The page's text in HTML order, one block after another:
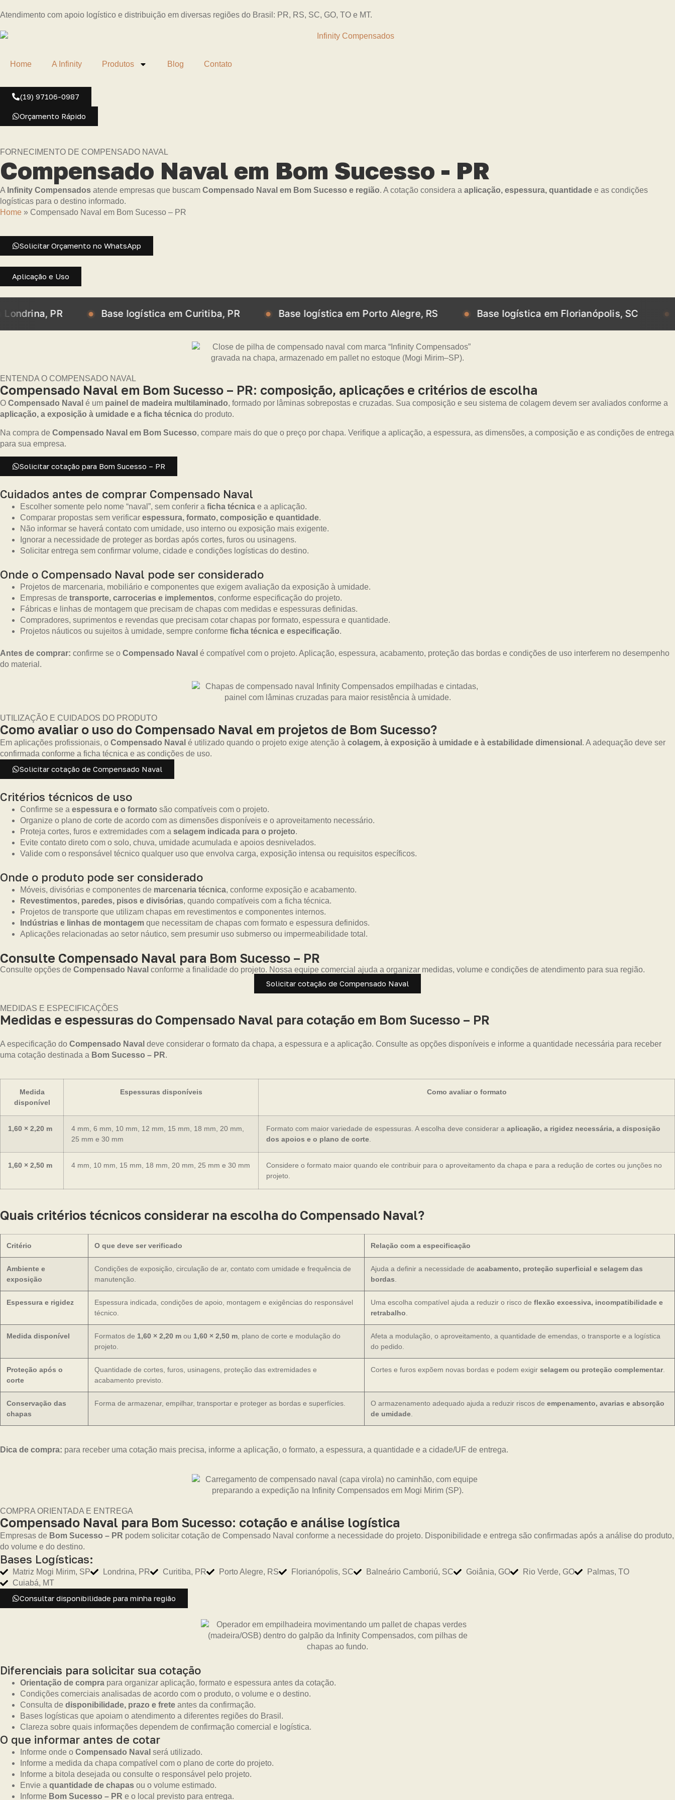
Atendimento com apoio logístico e distribuição em diversas regiões do Brasil: PR, RS, SC, GO, TO e MT.
Home A Infinity Produtos Blog Contato
(19) 97106-0987
Orçamento Rápido
FORNECIMENTO DE COMPENSADO NAVAL
Compensado Naval em Bom Sucesso - PR
A Infinity Compensados atende empresas que buscam Compensado Naval em Bom Sucesso e região. A cotação considera a aplicação, espessura, quantidade e as condições
logísticas para o destino informado.
Home » Compensado Naval em Bom Sucesso – PR
Solicitar Orçamento no WhatsApp
Aplicação e Uso
PR Base logística em Curitiba, PR Base logística em Porto Alegre, RS Base logística em Florianópolis, SC Base
ENTENDA O COMPENSADO NAVAL
Compensado Naval em Bom Sucesso – PR: composição, aplicações e critérios de escolha
O Compensado Naval é um painel de madeira multilaminado, formado por lâminas sobrepostas e cruzadas. Sua composição e seu sistema de colagem devem ser avaliados conforme a
aplicação, a exposição à umidade e a ficha técnica do produto.
Na compra de Compensado Naval em Bom Sucesso, compare mais do que o preço por chapa. Verifique a aplicação, a espessura, as dimensões, a composição e as condições de entrega
para sua empresa.
Solicitar cotação para Bom Sucesso – PR
Cuidados antes de comprar Compensado Naval
Escolher somente pelo nome “naval”, sem conferir a ficha técnica e a aplicação.
Comparar propostas sem verificar espessura, formato, composição e quantidade.
Não informar se haverá contato com umidade, uso interno ou exposição mais exigente.
Ignorar a necessidade de proteger as bordas após cortes, furos ou usinagens.
Solicitar entrega sem confirmar volume, cidade e condições logísticas do destino.
Onde o Compensado Naval pode ser considerado
Projetos de marcenaria, mobiliário e componentes que exigem avaliação da exposição à umidade.
Empresas de transporte, carrocerias e implementos, conforme especificação do projeto.
Fábricas e linhas de montagem que precisam de chapas com medidas e espessuras definidas.
Compradores, suprimentos e revendas que precisam cotar chapas por formato, espessura e quantidade.
Projetos náuticos ou sujeitos à umidade, sempre conforme ficha técnica e especificação.
Antes de comprar: confirme se o Compensado Naval é compatível com o projeto. Aplicação, espessura, acabamento, proteção das bordas e condições de uso interferem no desempenho
do material.
UTILIZAÇÃO E CUIDADOS DO PRODUTO
Como avaliar o uso do Compensado Naval em projetos de Bom Sucesso?
Em aplicações profissionais, o Compensado Naval é utilizado quando o projeto exige atenção à colagem, à exposição à umidade e à estabilidade dimensional . A adequação deve ser
confirmada conforme a ficha técnica e as condições de uso.
Solicitar cotação de Compensado Naval
Critérios técnicos de uso
Confirme se a espessura e o formato são compatíveis com o projeto.
Organize o plano de corte de acordo com as dimensões disponíveis e o aproveitamento necessário.
Proteja cortes, furos e extremidades com a selagem indicada para o projeto.
Evite contato direto com o solo, chuva, umidade acumulada e apoios desnivelados.
Valide com o responsável técnico qualquer uso que envolva carga, exposição intensa ou requisitos específicos.
Onde o produto pode ser considerado
Móveis, divisórias e componentes de marcenaria técnica, conforme exposição e acabamento.
Revestimentos, paredes, pisos e divisórias, quando compatíveis com a ficha técnica.
Projetos de transporte que utilizam chapas em revestimentos e componentes internos.
Indústrias e linhas de montagem que necessitam de chapas com formato e espessura definidos.
Aplicações relacionadas ao setor náutico, sem presumir uso submerso ou impermeabilidade total.
Consulte Compensado Naval para Bom Sucesso – PR
Consulte opções de Compensado Naval conforme a finalidade do projeto. Nossa equipe comercial ajuda a organizar medidas, volume e condições de atendimento para sua região.
Solicitar cotação de Compensado Naval
MEDIDAS E ESPECIFICAÇÕES
Medidas e espessuras do Compensado Naval para cotação em Bom Sucesso – PR
A especificação do Compensado Naval deve considerar o formato da chapa, a espessura e a aplicação. Consulte as opções disponíveis e informe a quantidade necessária para receber
uma cotação destinada a Bom Sucesso – PR.
Medida
disponível
Espessuras disponíveis Como avaliar o formato
1,60 × 2,20 m
4 mm, 6 mm, 10 mm, 12 mm, 15 mm, 18 mm, 20 mm,
25 mm e 30 mm
Formato com maior variedade de espessuras. A escolha deve considerar a aplicação, a rigidez necessária, a disposição
dos apoios e o plano de corte.
1,60 × 2,50 m 4 mm, 10 mm, 15 mm, 18 mm, 20 mm, 25 mm e 30 mm
Considere o formato maior quando ele contribuir para o aproveitamento da chapa e para a redução de cortes ou junções no
projeto.
Quais critérios técnicos considerar na escolha do Compensado Naval?
Critério O que deve ser verificado Relação com a especificação
Ambiente e
exposição
Condições de exposição, circulação de ar, contato com umidade e frequência de
manutenção.
Ajuda a definir a necessidade de acabamento, proteção superficial e selagem das
bordas.
Espessura e rigidez
Espessura indicada, condições de apoio, montagem e exigências do responsável
técnico.
Uma escolha compatível ajuda a reduzir o risco de flexão excessiva, incompatibilidade e
retrabalho.
Medida disponível Formatos de 1,60 × 2,20 m ou 1,60 × 2,50 m, plano de corte e modulação do
projeto.
Afeta a modulação, o aproveitamento, a quantidade de emendas, o transporte e a logística
do pedido.
Proteção após o
corte
Quantidade de cortes, furos, usinagens, proteção das extremidades e
acabamento previsto.
Cortes e furos expõem novas bordas e podem exigir selagem ou proteção complementar.
Conservação das
chapas
Forma de armazenar, empilhar, transportar e proteger as bordas e superfícies. O armazenamento adequado ajuda a reduzir riscos de empenamento, avarias e absorção
de umidade.
Dica de compra: para receber uma cotação mais precisa, informe a aplicação, o formato, a espessura, a quantidade e a cidade/UF de entrega.
COMPRA ORIENTADA E ENTREGA
Compensado Naval para Bom Sucesso: cotação e análise logística
Empresas de Bom Sucesso – PR podem solicitar cotação de Compensado Naval conforme a necessidade do projeto. Disponibilidade e entrega são confirmadas após a análise do produto,
do volume e do destino.
Bases Logísticas:
Matriz Mogi Mirim, SP Londrina, PR Curitiba, PR Porto Alegre, RS Florianópolis, SC Balneário Camboriú, SC Goiânia, GO Rio Verde, GO
Palmas, TO
Cuiabá, MT
Consultar disponibilidade para minha região
Diferenciais para solicitar sua cotação
Orientação de compra para organizar aplicação, formato e espessura antes da cotação.
Condições comerciais analisadas de acordo com o produto, o volume e o destino.
Consulta de disponibilidade, prazo e frete antes da confirmação.
Bases logísticas que apoiam o atendimento a diferentes regiões do Brasil.
Clareza sobre quais informações dependem de confirmação comercial e logística.
O que informar antes de cotar
Informe onde o Compensado Naval será utilizado.
Informe a medida da chapa compatível com o plano de corte do projeto.
Informe a bitola desejada ou consulte o responsável pelo projeto.
Envie a quantidade de chapas ou o volume estimado.
Informe Bom Sucesso – PR e o local previsto para entrega.